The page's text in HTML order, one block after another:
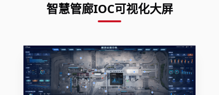
智慧管廊IOC可视化大屏